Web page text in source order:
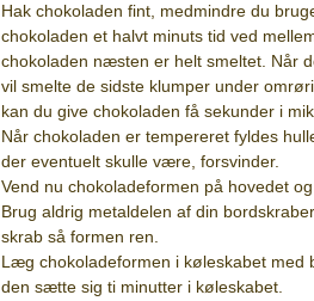
Hak chokoladen fint, medmindre du
chokoladen et halvt minuts tid ved
chokoladen næsten er helt smeltet. Når
vil smelte de sidste klumper under
kan du give chokoladen få sekunder i
Når chokoladen er tempereret fyldes
der eventuelt skulle være, forsvinder.
Vend nu chokoladeformen på hovedet
Brug aldrig metaldelen af din
skrab så formen ren.
Læg chokoladeformen i køleskabet med
den sætte sig ti minutter i køleskabet.